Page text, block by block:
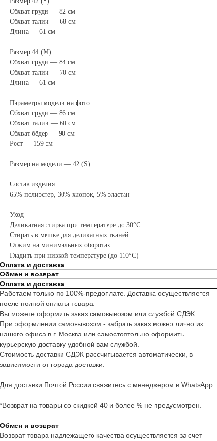
Обхват груди — 82 см
Обхват талии — 68 см
Длина — 61 см
Размер 44 (M)
Обхват груди — 84 см
Обхват талии — 70 см
Длина — 61 см
Параметры модели на фото
Обхват груди — 86 см
Обхват талии — 60 см
Обхват бёдер — 90 см
Рост — 159 см
Размер на модели — 42 (S)
Состав изделия
65% полиэстер, 30% хлопок, 5% эластан
Уход
Деликатная стирка при температуре до 30°C
Стирать в мешке для деликатных тканей
Отжим на минимальных оборотах
Гладить при низкой температуре (до 110°C)
Оплата и доставка
Обмен и возврат
Оплата и доставка
Работаем только по 100%-предоплате. Доставка осуществляется
после полной оплаты товара.
Вы можете оформить заказ самовывозом или службой СДЭК.
При оформлении самовывозом - забрать заказ можно лично из
нашего офиса в г. Москва или самостоятельно оформить
курьерскую доставку удобной вам службой.
Стоимость доставки СДЭК рассчитывается автоматически, в
зависимости от города доставки.
Для доставки Почтой России свяжитесь с менеджером в WhatsApp.
*Возврат на товары со скидкой 40 и более % не предусмотрен.
Обмен и возврат
Возврат товара надлежащего качества осуществляется за счет